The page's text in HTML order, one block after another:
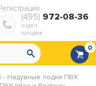
(495) 972-08-36
отдел
продаж
0
- Надувные лодки ПВХ